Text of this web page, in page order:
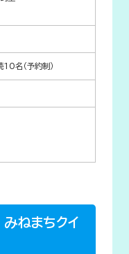
名（予約制）
ねまちクイ